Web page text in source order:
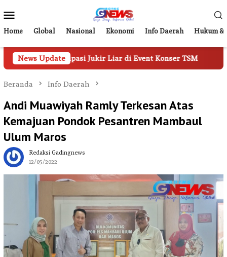
ke
kontenMobile
Home Global Nasional Ekonomi Info Daerah Hukum &
News Update
Antisipasi Jukir Liar di Event Konser TSM Tampil
Beranda Info Daerah
Andi Muawiyah Ramly Terkesan Atas
Kemajuan Pondok Pesantren Mambaul
Ulum Maros
Redaksi Gadingnews
12/05/2022